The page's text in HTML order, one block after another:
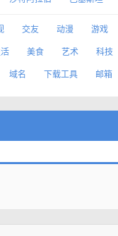
交友 动漫 游戏
美食 艺术 科技
域名 下载工具 邮箱